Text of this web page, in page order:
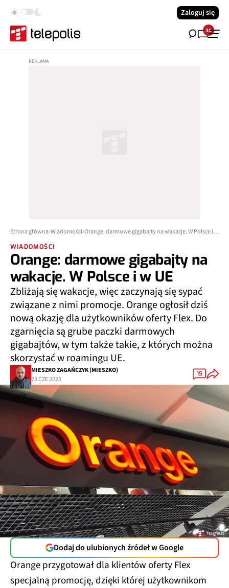
Zaloguj się
36
Strona główna Wiadomości Orange: darmowe gigabajty na wakacje. W Polsce i w UE
WIADOMOŚCI
Orange: darmowe gigabajty na
wakacje. W Polsce i w UE
Zbliżają się wakacje, więc zaczynają się sypać
związane z nimi promocje. Orange ogłosił dziś
nową okazję dla użytkowników oferty Flex. Do
zgarnięcia są grube paczki darmowych
gigabajtów, w tym także takie, z których można
skorzystać w roamingu UE.
MIESZKO ZAGAŃCZYK (MIESZKO)
23 CZE 2023
15
Dodaj do ulubionych źródeł w Google
Orange przygotował dla klientów oferty Flex
specjalną promocję, dzięki której użytkownikom